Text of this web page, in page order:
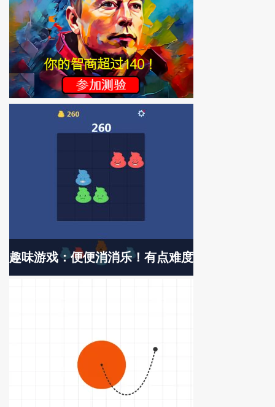
趣味游戏：便便消消乐！有点难度